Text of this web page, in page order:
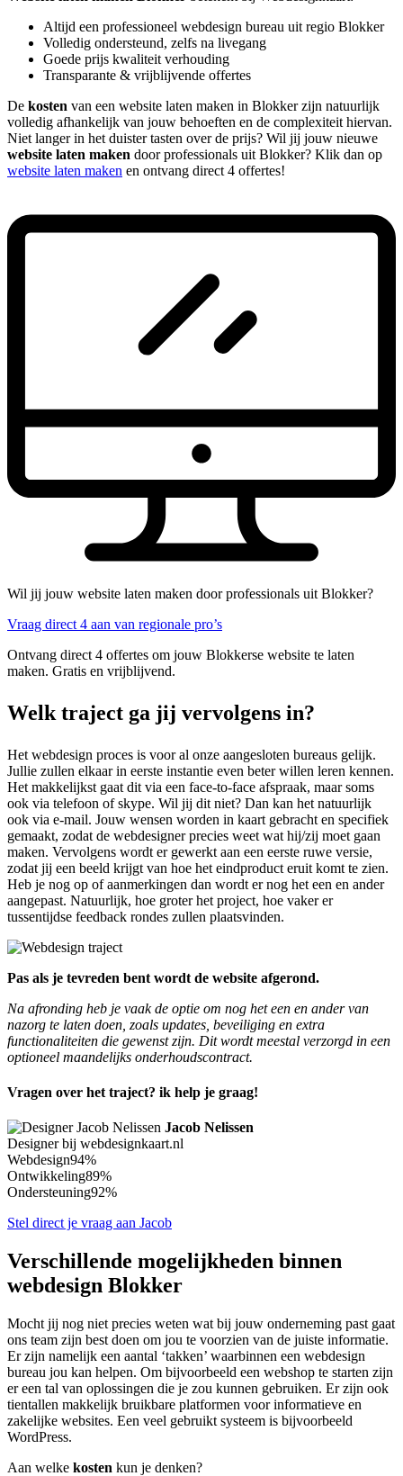
Altijd een professioneel webdesign bureau uit regio Blokker
Volledig ondersteund, zelfs na livegang
Goede prijs kwaliteit verhouding
Transparante & vrijblijvende offertes
De kosten van een website laten maken in Blokker zijn natuurlijk
volledig afhankelijk van jouw behoeften en de complexiteit hiervan.
Niet langer in het duister tasten over de prijs? Wil jij jouw nieuwe
website laten maken door professionals uit Blokker? Klik dan op
website laten maken en ontvang direct 4 offertes!
Wil jij jouw website laten maken door professionals uit Blokker?
Vraag direct 4 aan van regionale pro’s
Ontvang direct 4 offertes om jouw Blokkerse website te laten
maken. Gratis en vrijblijvend.
Welk traject ga jij vervolgens in?
Het webdesign proces is voor al onze aangesloten bureaus gelijk.
Jullie zullen elkaar in eerste instantie even beter willen leren kennen.
Het makkelijkst gaat dit via een face-to-face afspraak, maar soms
ook via telefoon of skype. Wil jij dit niet? Dan kan het natuurlijk
ook via e-mail. Jouw wensen worden in kaart gebracht en specifiek
gemaakt, zodat de webdesigner precies weet wat hij/zij moet gaan
maken. Vervolgens wordt er gewerkt aan een eerste ruwe versie,
zodat jij een beeld krijgt van hoe het eindproduct eruit komt te zien.
Heb je nog op of aanmerkingen dan wordt er nog het een en ander
aangepast. Natuurlijk, hoe groter het project, hoe vaker er
tussentijdse feedback rondes zullen plaatsvinden.
Pas als je tevreden bent wordt de website afgerond.
Na afronding heb je vaak de optie om nog het een en ander van
nazorg te laten doen, zoals updates, beveiliging en extra
functionaliteiten die gewenst zijn. Dit wordt meestal verzorgd in een
optioneel maandelijks onderhoudscontract.
Vragen over het traject? ik help je graag!
Jacob Nelissen
Designer bij webdesignkaart.nl
Webdesign94%
Ontwikkeling89%
Ondersteuning92%
Stel direct je vraag aan Jacob
Verschillende mogelijkheden binnen
webdesign Blokker
Mocht jij nog niet precies weten wat bij jouw onderneming past gaat
ons team zijn best doen om jou te voorzien van de juiste informatie.
Er zijn namelijk een aantal ‘takken’ waarbinnen een webdesign
bureau jou kan helpen. Om bijvoorbeeld een webshop te starten zijn
er een tal van oplossingen die je zou kunnen gebruiken. Er zijn ook
tientallen makkelijk bruikbare platformen voor informatieve en
zakelijke websites. Een veel gebruikt systeem is bijvoorbeeld
WordPress.
Aan welke kosten kun je denken?